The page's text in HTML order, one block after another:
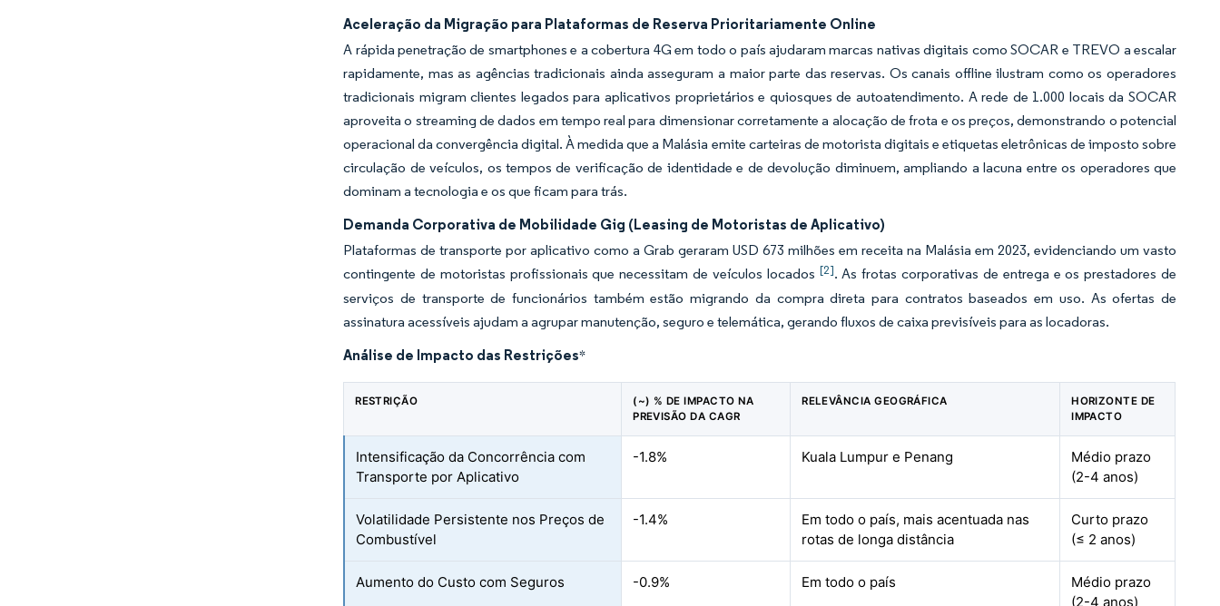
Aceleração da Migração para Plataformas de Reserva Prioritariamente Online
A rápida penetração de smartphones e a cobertura 4G em todo o país ajudaram marcas nativas digitais como SOCAR e TREVO a escalar
rapidamente, mas as agências tradicionais ainda asseguram a maior parte das reservas. Os canais offline ilustram como os operadores
tradicionais migram clientes legados para aplicativos proprietários e quiosques de autoatendimento. A rede de 1.000 locais da SOCAR
aproveita o streaming de dados em tempo real para dimensionar corretamente a alocação de frota e os preços, demonstrando o potencial
operacional da convergência digital. À medida que a Malásia emite carteiras de motorista digitais e etiquetas eletrônicas de imposto sobre
circulação de veículos, os tempos de verificação de identidade e de devolução diminuem, ampliando a lacuna entre os operadores que
dominam a tecnologia e os que ficam para trás.
Demanda Corporativa de Mobilidade Gig (Leasing de Motoristas de Aplicativo)
Plataformas de transporte por aplicativo como a Grab geraram USD 673 milhões em receita na Malásia em 2023, evidenciando um vasto
contingente de motoristas profissionais que necessitam de veículos locados [2]. As frotas corporativas de entrega e os prestadores de
serviços de transporte de funcionários também estão migrando da compra direta para contratos baseados em uso. As ofertas de
assinatura acessíveis ajudam a agrupar manutenção, seguro e telemática, gerando fluxos de caixa previsíveis para as locadoras.
Análise de Impacto das Restrições*
RESTRIÇÃO
(~) % DE IMPACTO NA
PREVISÃO DA CAGR
RELEVÂNCIA GEOGRÁFICA
HORIZONTE DE
IMPACTO
Intensificação da Concorrência com
Transporte por Aplicativo
-1.8% Kuala Lumpur e Penang
Médio prazo
(2-4 anos)
Volatilidade Persistente nos Preços de
Combustível
-1.4%
Em todo o país, mais acentuada nas
rotas de longa distância
Curto prazo
(≤ 2 anos)
Aumento do Custo com Seguros -0.9% Em todo o país
Médio prazo
(2-4 anos)